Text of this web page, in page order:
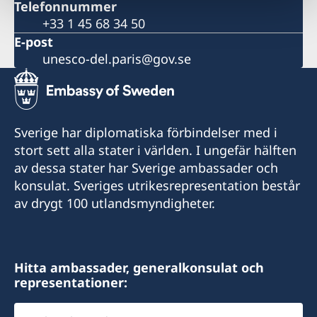
Telefonnummer
+33 1 45 68 34 50
E-post
unesco-del.paris@gov.se
Sverige har diplomatiska förbindelser med i
stort sett alla stater i världen. I ungefär hälften
av dessa stater har Sverige ambassader och
konsulat. Sveriges utrikesrepresentation består
av drygt 100 utlandsmyndigheter.
Hitta ambassader, generalkonsulat och
representationer:
Välj